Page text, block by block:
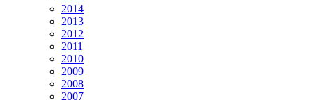
2014
2013
2012
2011
2010
2009
2008
2007